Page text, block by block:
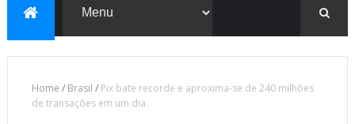
Home / Brasil / Pix bate recorde e aproxima-se de 240 milhões
de transações em um dia.